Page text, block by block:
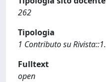
262
Tipologia
1 Contributo su
Fulltext
open